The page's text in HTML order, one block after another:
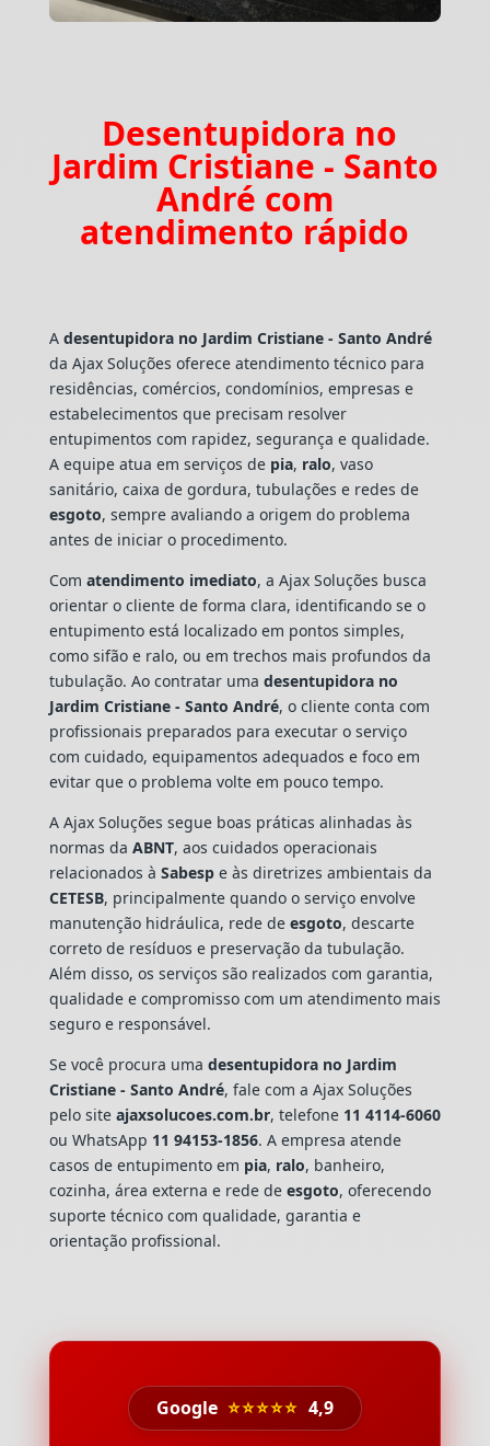
Desentupidora no
Jardim Cristiane - Santo
André com
atendimento rápido
A desentupidora no Jardim Cristiane - Santo André
da Ajax Soluções oferece atendimento técnico para
residências, comércios, condomínios, empresas e
estabelecimentos que precisam resolver
entupimentos com rapidez, segurança e qualidade.
A equipe atua em serviços de pia, ralo, vaso
sanitário, caixa de gordura, tubulações e redes de
esgoto, sempre avaliando a origem do problema
antes de iniciar o procedimento.
Com atendimento imediato, a Ajax Soluções busca
orientar o cliente de forma clara, identificando se o
entupimento está localizado em pontos simples,
como sifão e ralo, ou em trechos mais profundos da
tubulação. Ao contratar uma desentupidora no
Jardim Cristiane - Santo André, o cliente conta com
profissionais preparados para executar o serviço
com cuidado, equipamentos adequados e foco em
evitar que o problema volte em pouco tempo.
A Ajax Soluções segue boas práticas alinhadas às
normas da ABNT, aos cuidados operacionais
relacionados à Sabespe às diretrizes ambientais da
CETESB, principalmente quando o serviço envolve
manutenção hidráulica, rede de esgoto, descarte
correto de resíduos e preservação da tubulação.
Além disso, os serviços são realizados com garantia,
qualidade e compromisso com um atendimento mais
seguro e responsável.
Se você procura uma desentupidora no Jardim
Cristiane - Santo André, fale com a Ajax Soluções
pelo site ajaxsolucoes.com.br, telefone 11 4114-6060
ou WhatsApp 11 94153-1856. A empresa atende
casos de entupimento em pia, ralo, banheiro,
cozinha, área externa e rede de esgoto, oferecendo
suporte técnico com qualidade, garantia e
orientação profissional.
Google ⭐⭐⭐⭐⭐ 4,9